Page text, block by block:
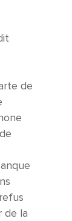
de
de la